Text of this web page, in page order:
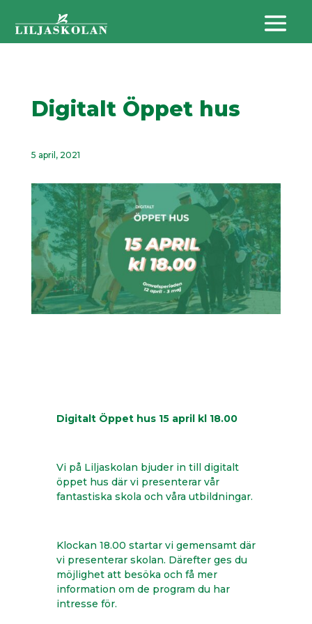
Digitalt Öppet hus
5 april, 2021
Digitalt Öppet hus 15 april kl 18.00
Vi på Liljaskolan bjuder in till digitalt
öppet hus där vi presenterar vår
fantastiska skola och våra utbildningar.
Klockan 18.00 startar vi gemensamt där
vi presenterar skolan. Därefter ges du
möjlighet att besöka och få mer
information om de program du har
intresse för.